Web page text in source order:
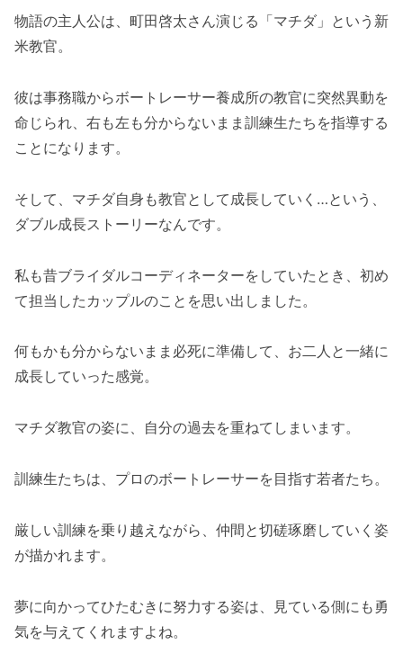
物語の主人公は、町田啓太さん演じる「マチダ」という新
米教官。
彼は事務職からボートレーサー養成所の教官に突然異動を
命じられ、右も左も分からないまま訓練生たちを指導する
ことになります。
そして、マチダ自身も教官として成長していく…という、
ダブル成長ストーリーなんです。
私も昔ブライダルコーディネーターをしていたとき、初め
て担当したカップルのことを思い出しました。
何もかも分からないまま必死に準備して、お二人と一緒に
成長していった感覚。
マチダ教官の姿に、自分の過去を重ねてしまいます。
訓練生たちは、プロのボートレーサーを目指す若者たち。
厳しい訓練を乗り越えながら、仲間と切磋琢磨していく姿
が描かれます。
夢に向かってひたむきに努力する姿は、見ている側にも勇
気を与えてくれますよね。